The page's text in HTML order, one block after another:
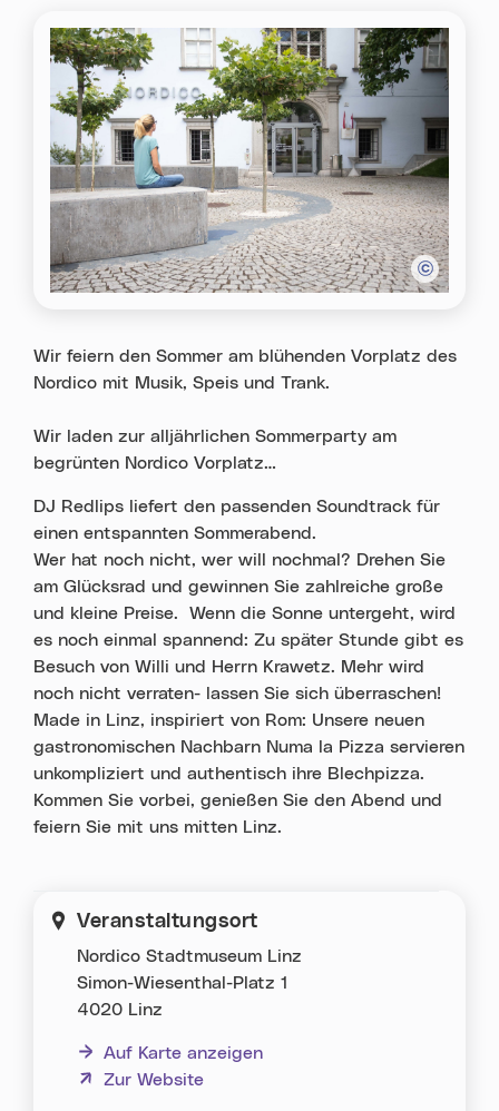
Wir fei­ern den Som­mer am blü­hen­den Vor­platz des
Nordico mit Musik, Speis und Trank.
Wir laden zur all­jähr­li­chen Som­mer­par­ty am
begrün­ten Nordico Vorplatz…
DJ Redlips liefert den passenden Soundtrack für
einen entspannten Sommerabend.
Wer hat noch nicht, wer will nochmal? Drehen Sie
am Glücksrad und gewinnen Sie zahlreiche große
und kleine Preise. Wenn die Sonne untergeht, wird
es noch einmal spannend: Zu später Stunde gibt es
Besuch von Willi und Herrn Krawetz. Mehr wird
noch nicht verraten- lassen Sie sich überraschen!
Made in Linz, inspiriert von Rom: Unsere neuen
gastronomischen Nachbarn Numa la Pizza servieren
unkompliziert und authentisch ihre Blechpizza.
Kommen Sie vorbei, genießen Sie den Abend und
feiern Sie mit uns mitten Linz.
Veranstaltungsort
Nordico Stadtmuseum Linz
Simon-Wiesenthal-Platz 1
4020 Linz
Auf Karte anzeigen
Zur Website
(neues Fenster)